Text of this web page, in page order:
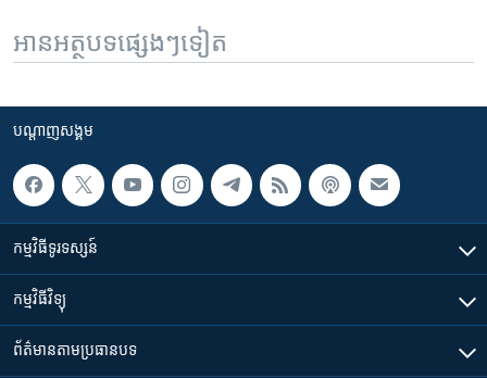
អានអត្ថបទផ្សេងៗទៀត
បណ្តាញ​សង្គម
កម្មវិធី​ទូរទស្សន៍
កម្មវិធី​វិទ្យុ
ព័ត៌មាន​តាមប្រធានបទ​